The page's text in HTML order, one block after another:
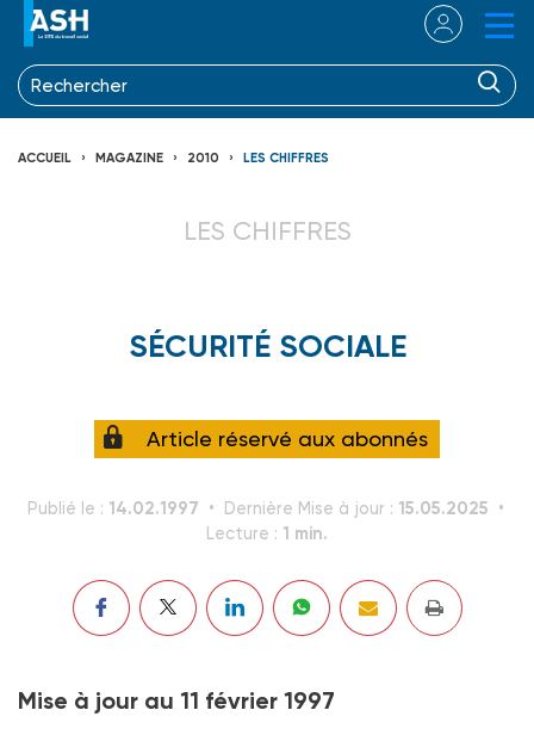
ACCUEIL MAGAZINE 2010 LES CHIFFRES
LES CHIFFRES
SÉCURITÉ SOCIALE
Article réservé aux abonnés
Publié le : 14.02.1997 Dernière Mise à jour : 15.05.2025
Lecture : 1 min.
Mise à jour au 11 février 1997